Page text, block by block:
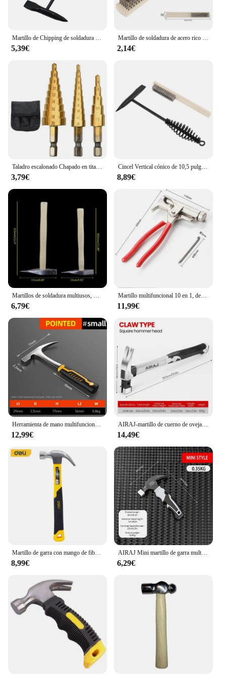
5,39€ 2,14€
3,79€
Cincel Vertical cónico de 10,5 pulgadas, mango de resorte de bobina, martillo de astillado de soldadura, herramienta de mano para soldar con cepillo de alambre de 7,78 pulgadas
8,89€
6,79€
Martillo multifuncional 10 en 1, destornillador, pistola de clavos, alicates de tubo, llave, herramientas de reparación de mantenimiento de muebles, martillo Universal
11,99€
12,99€
AIRAJ-martillo de cuerno de oveja multifuncional, herramienta de Hardware antideslizante, envuelta con pegamento, decoración del hogar, grado Industrial
14,49€
Martillo de garra con mango de fibra Deli, herramientas de martillo para carpintería, cabezal de martillo de acero de alta calidad, herramientas manuales de reparación del hogar multifunción
8,99€
AIRAJ Mini martillo de garra multifuncional, martillo antideslizante y a prueba de golpes, grado profesional, herramienta Manual magnética para carpintería
6,29€